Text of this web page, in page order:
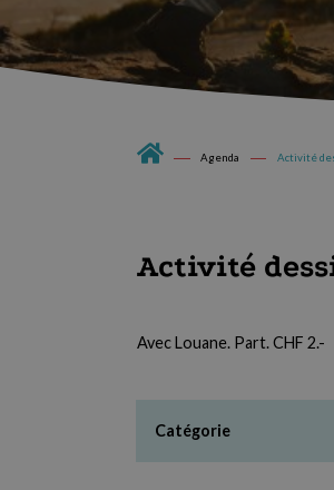
Agenda Activité
Activité
Avec Louane. Part. CHF 2.-
Catégorie